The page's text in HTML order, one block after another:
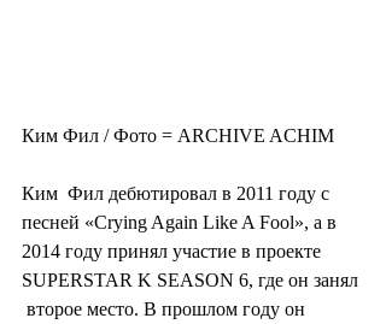
Ким Фил / Фото = ARCHIVE ACHIM
Ким  Фил дебютировал в 2011 году с
песней «Crying Again Like A Fool», а в
2014 году принял участие в проекте
SUPERSTAR K SEASON 6, где он занял
второе место. В прошлом году он